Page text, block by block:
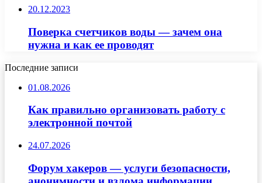
20.12.2023
Поверка счетчиков воды — зачем она
нужна и как ее проводят
Последние записи
01.08.2026
Как правильно организовать работу с
электронной почтой
24.07.2026
Форум хакеров — услуги безопасности,